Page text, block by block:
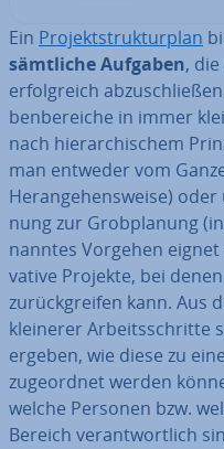
Ein Pro­jekt­struk­tur­plan
sämtliche Aufgaben,
er­folg­reich
ben­be­rei­che in immer
nach hier­ar­chi­schem
man entweder vom
Her­an­ge­hens­wei­se)
nung zur Grob­pla­nung
nann­tes Vorgehen
va­ti­ve Projekte, bei
zu­rück­grei­fen kann. Aus
kleinerer Ar­beits­schrit­te
ergeben, wie diese zu
zu­ge­ord­net werden
welche Personen bzw.
Bereich ver­ant­wort­lich